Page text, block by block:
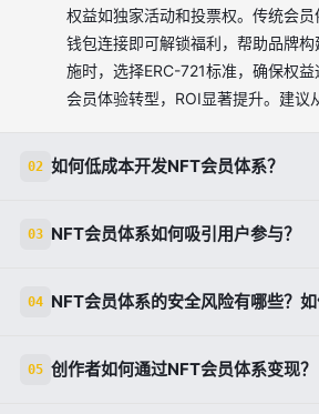
权益如独家活动和投票权。传统会
钱包连接即可解锁福利，帮助品牌
施时，选择ERC-721标准，确保权
会员体验转型，ROI显著提升。建议
02 如何低成本开发NFT会员体系？
在100-500美元（Gas费+域名）。
费升级。案例显示，此法开发周期
03 NFT会员体系如何吸引用户参与？
实物福利如活动门票、课程和社区
度50%。结合KOL合作，快速扩散社
04 NFT会员体系的安全风险有哪些？如
OpenZeppelin库；3.支持多签钱包
05 创作者如何通过NFT会员体系变现？